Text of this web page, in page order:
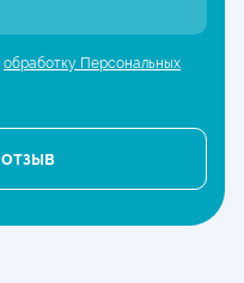
обработку Персональных